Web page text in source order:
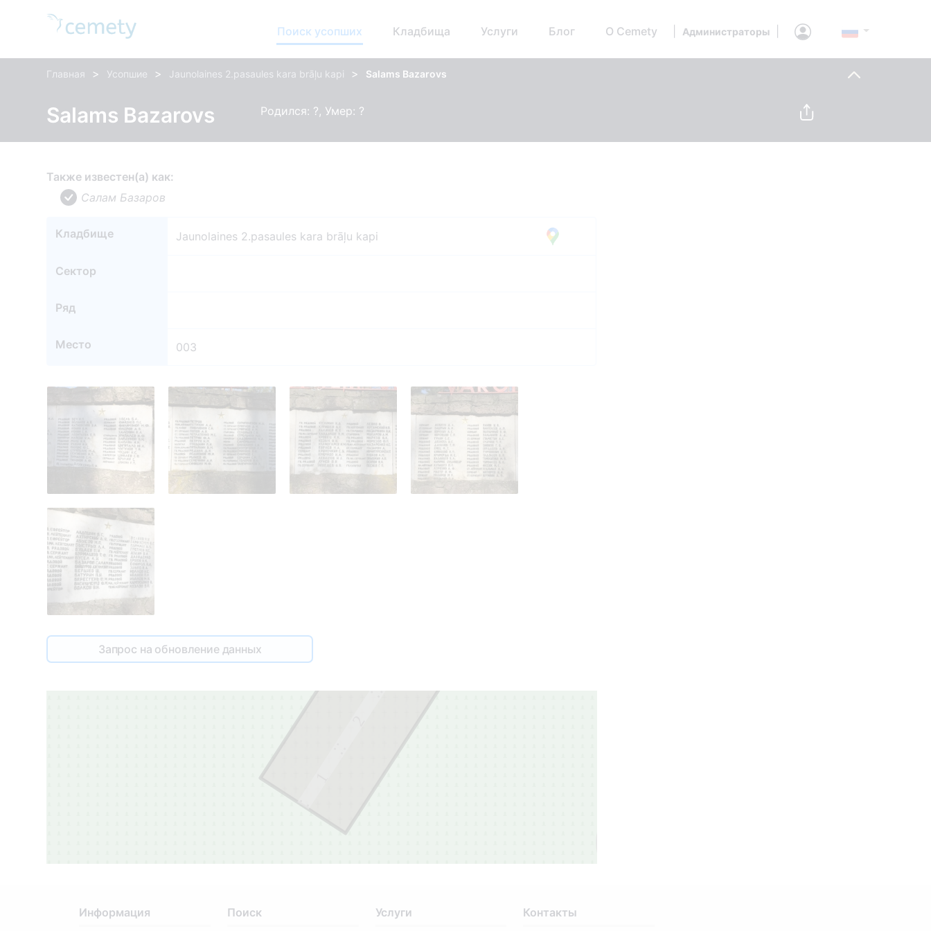
Поиск усопших Кладбища Услуги Блог О Cemety Администраторы
Главная > Усопшие > Jaunolaines 2.pasaules kara brāļu kapi > Salams Bazarovs
Salams Bazarovs Родился: ?, Умер: ?
Также известен(а) как:
Салам Базаров
Кладбище Jaunolaines 2.pasaules kara brāļu kapi
Сектор
Ряд
Место 003
Запрос на обновление данных
Информация Поиск Услуги Контакты